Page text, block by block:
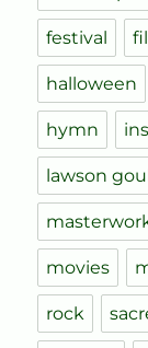
festival
halloween
hymn
lawson
movies
rock